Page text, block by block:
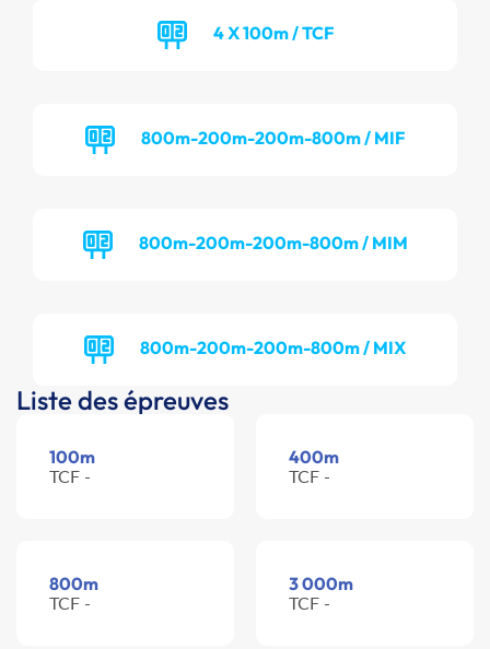
4 X 100m / TCF
800m-200m-200m-800m / MIF
800m-200m-200m-800m / MIM
800m-200m-200m-800m / MIX
Liste des épreuves
100m
TCF -
400m
TCF -
800m
TCF -
3 000m
TCF -